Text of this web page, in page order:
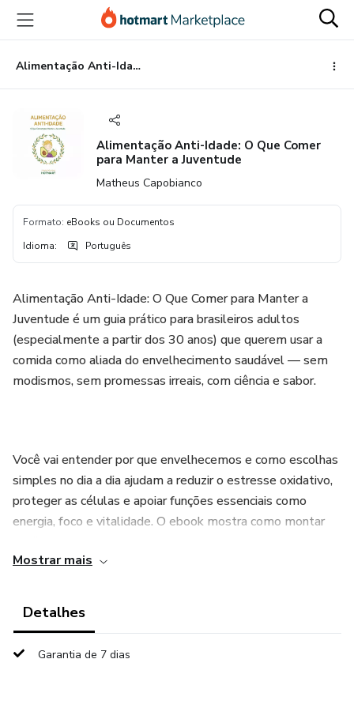
para
conteúdo
principal
para
pagamento
para
rodapé
Alimentação Anti-Idade: O Que Comer para Manter a Juventude
Alimentação Anti-Idade: O Que Comer
para Manter a Juventude
Matheus Capobianco
Formato: eBooks ou Documentos
Idioma: Português
Alimentação Anti-Idade: O Que Comer para Manter a
Juventude é um guia prático para brasileiros adultos
(especialmente a partir dos 30 anos) que querem usar a
comida como aliada do envelhecimento saudável — sem
modismos, sem promessas irreais, com ciência e sabor.
Você vai entender por que envelhecemos e como escolhas
simples no dia a dia ajudam a reduzir o estresse oxidativo,
proteger as células e apoiar funções essenciais como
energia, foco e vitalidade. O ebook mostra como montar
(antioxidantes), proteína de qualidade em todas as
boas (como azeite e abacate), hidratação consistente e
Mostrar mais
Detalhes
Garantia de 7 dias